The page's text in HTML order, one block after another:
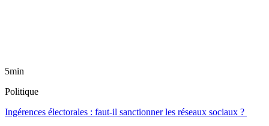
5min
Politique
Ingérences électorales : faut-il sanctionner les réseaux sociaux ?